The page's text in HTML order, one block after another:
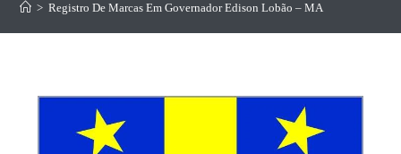
> Registro De Marcas Em Governador Edison Lobão – MA